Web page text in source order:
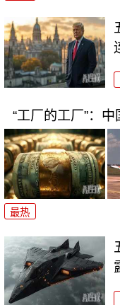
“工厂的工厂”：
最热